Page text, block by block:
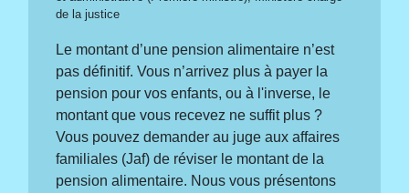
de la justice
Le montant d’une pension alimentaire n’est
pas définitif. Vous n’arrivez plus à payer la
pension pour vos enfants, ou à l'inverse, le
montant que vous recevez ne suffit plus ?
Vous pouvez demander au juge aux affaires
familiales (Jaf) de réviser le montant de la
pension alimentaire. Nous vous présentons